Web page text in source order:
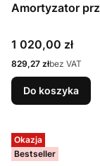
Amortyzator
Cena
1 020,00 zł
Cena
829,27 złbez VAT
Do koszyka
Okazja
Bestseller